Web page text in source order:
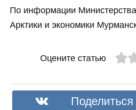
По информации
Арктики и экономики
Оцените статью